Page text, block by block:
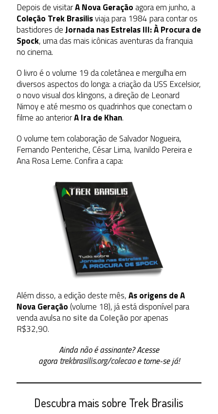
Depois de visitarA Nova Geração agora em junho, a
Coleção Trek Brasilisviaja para 1984 para contar os
bastidores deJornada nas Estrelas III: À Procura de
Spock, uma das mais icônicas aventuras da franquia
no cinema.
O livro é o volume 19 da coletânea e mergulha em
diversos aspectos do longa: a criação da USS Excelsior,
o novo visual dos klingons, a direção de Leonard
Nimoy e até mesmo os quadrinhos que conectam o
filme ao anteriorA Ira de Khan.
O volume tem colaboração de Salvador Nogueira,
Fernando Penteriche, César Lima, Ivanildo Pereira e
Ana Rosa Leme. Confira a capa:
Além disso, a edição deste mês,As origens de A
Nova Geração (volume 18), já está disponível para
venda avulsa no site da Coleçãopor apenas
R$32,90.
Ainda não é assinante? Acesse
agoratrekbrasilis.org/colecaoe torne-se já!
Descubra mais sobre Trek Brasilis